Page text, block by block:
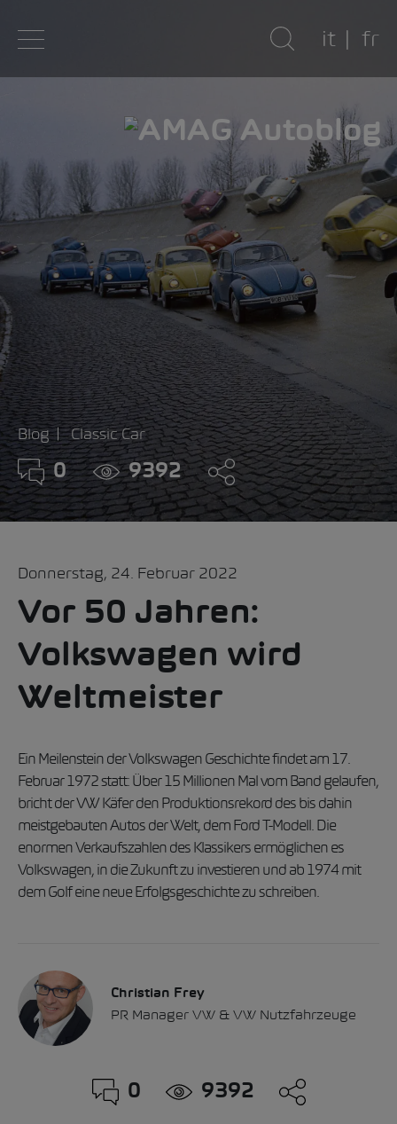
it fr
Blog Classic Car
0 9392
Donnerstag, 24. Februar 2022
Vor 50 Jahren:
Volkswagen wird
Weltmeister
Ein Meilenstein der Volkswagen Geschichte findet am 17.
Februar 1972 statt: Über 15 Millionen Mal vom Band gelaufen,
bricht der VW Käfer den Produktionsrekord des bis dahin
meistgebauten Autos der Welt, dem Ford T-Modell. Die
enormen Verkaufszahlen des Klassikers ermöglichen es
Volkswagen, in die Zukunft zu investieren und ab 1974 mit
dem Golf eine neue Erfolgsgeschichte zu schreiben.
Christian Frey
PR Manager VW & VW Nutzfahrzeuge
0 9392